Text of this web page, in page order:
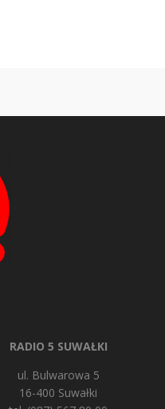
RADIO 5 SUWAŁKI
ul. Bulwarowa 5
16-400 Suwałki